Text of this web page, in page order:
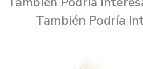
También Podría